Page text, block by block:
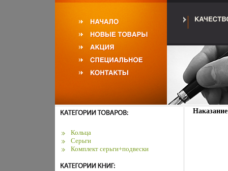
Кольца
Серьги
Комплект серьги+подвески